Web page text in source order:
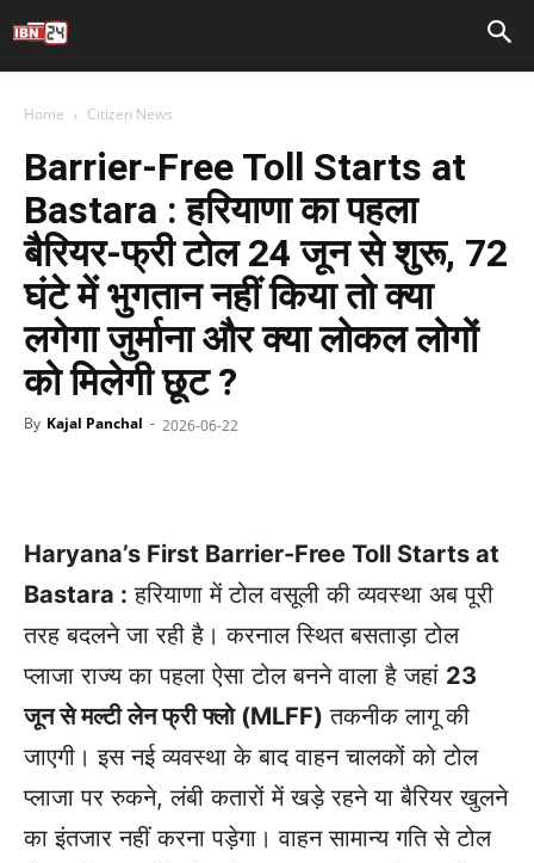
Home Citizen News
Barrier-Free Toll Starts at
Bastara : हरियाणा का पहला
बैरियर-फ्री टोल 24 जून से शुरू, 72
घंटे में भुगतान नहीं किया तो क्या
लगेगा जुर्माना और क्या लोकल लोगों
को मिलेगी छूट ?
By Kajal Panchal - 2026-06-22
Haryana’s First Barrier-Free Toll Starts at
Bastara : हरियाणा में टोल वसूली की व्यवस्था अब पूरी
तरह बदलने जा रही है। करनाल स्थित बसताड़ा टोल
प्लाजा राज्य का पहला ऐसा टोल बनने वाला है जहां 23
जून से मल्टी लेन फ्री फ्लो (MLFF) तकनीक लागू की
जाएगी। इस नई व्यवस्था के बाद वाहन चालकों को टोल
प्लाजा पर रुकने, लंबी कतारों में खड़े रहने या बैरियर खुलने
का इंतजार नहीं करना पड़ेगा। वाहन सामान्य गति से टोल